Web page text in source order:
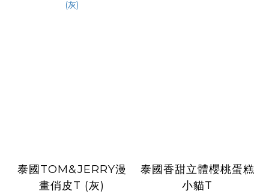
泰國TOM&JERRY漫
畫俏皮T (灰)
泰國香甜立體櫻桃蛋糕
小貓T